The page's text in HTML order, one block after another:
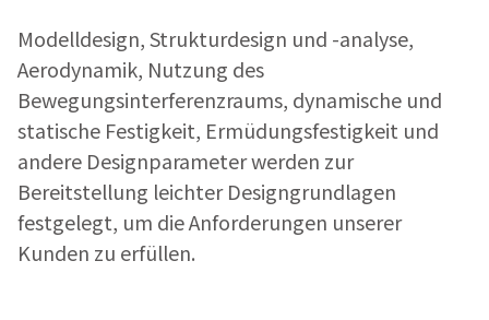
Modelldesign, Strukturdesign und -analyse,
Aerodynamik, Nutzung des
Bewegungsinterferenzraums, dynamische und
statische Festigkeit, Ermüdungsfestigkeit und
andere Designparameter werden zur
Bereitstellung leichter Designgrundlagen
festgelegt, um die Anforderungen unserer
Kunden zu erfüllen.